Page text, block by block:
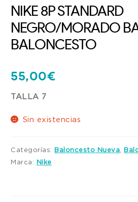
NIKE 8P STANDARD
NEGRO/MORADO
BALONCESTO
55,00€
TALLA 7
Sin existencias
Categorías: Baloncesto Nueva
Marca: Nike